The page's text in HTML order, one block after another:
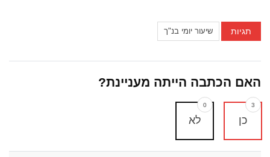
תגיות שיעור יומי בנ"ך
האם הכתבה הייתה מעניינת?
כן
3
לא
0